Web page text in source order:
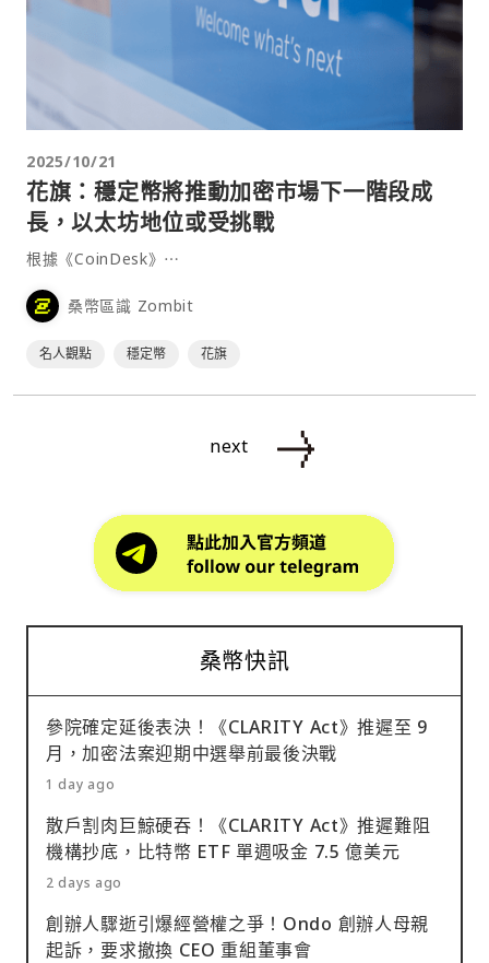
2025/10/21
花旗：穩定幣將推動加密市場下一階段成
長，以太坊地位或受挑戰
根據《CoinDesk》⋯
桑幣區識 Zombit
名人觀點 穩定幣 花旗
next
桑幣快訊
參院確定延後表決！《CLARITY Act》推遲至 9
月，加密法案迎期中選舉前最後決戰
1 day ago
散戶割肉巨鯨硬吞！《CLARITY Act》推遲難阻
機構抄底，比特幣 ETF 單週吸金 7.5 億美元
2 days ago
創辦人驟逝引爆經營權之爭！Ondo 創辦人母親
起訴，要求撤換 CEO 重組董事會